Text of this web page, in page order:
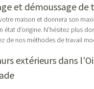
et démoussage de
maison et donnera son
état d’origine. N’hésitez plus
de nos méthodes de travail
extérieurs dans